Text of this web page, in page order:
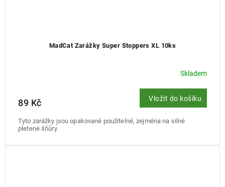
MadCat Zarážky Super Stoppers XL 10ks
Skladem
89 Kč Vložit do košíku
Tyto zarážky jsou opakovaně použitelné, zejména na silné
pletené šňůry.